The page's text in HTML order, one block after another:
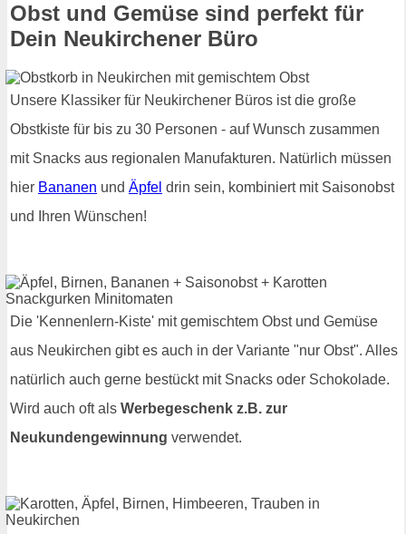
Obst und Gemüse sind perfekt für
Dein Neukirchener Büro
Unsere Klassiker für Neukirchener Büros ist die große
Obstkiste für bis zu 30 Personen - auf Wunsch zusammen
mit Snacks aus regionalen Manufakturen. Natürlich müssen
hier Bananen und Äpfel drin sein, kombiniert mit Saisonobst
und Ihren Wünschen!
Die 'Kennenlern-Kiste' mit gemischtem Obst und Gemüse
aus Neukirchen gibt es auch in der Variante "nur Obst". Alles
natürlich auch gerne bestückt mit Snacks oder Schokolade.
Wird auch oft als Werbegeschenk z.B. zur
Neukundengewinnung verwendet.